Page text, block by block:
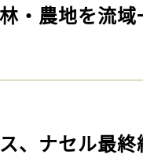
・農地を流
ス、ナセル最